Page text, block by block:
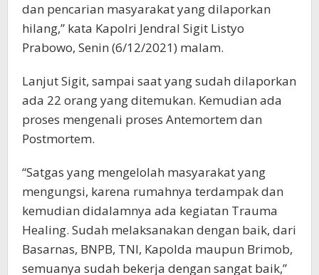
dan pencarian masyarakat yang dilaporkan
hilang,” kata Kapolri Jendral Sigit Listyo
Prabowo, Senin (6/12/2021) malam.
Lanjut Sigit, sampai saat yang sudah dilaporkan
ada 22 orang yang ditemukan. Kemudian ada
proses mengenali proses Antemortem dan
Postmortem.
“Satgas yang mengelolah masyarakat yang
mengungsi, karena rumahnya terdampak dan
kemudian didalamnya ada kegiatan Trauma
Healing. Sudah melaksanakan dengan baik, dari
Basarnas, BNPB, TNI, Kapolda maupun Brimob,
semuanya sudah bekerja dengan sangat baik,”